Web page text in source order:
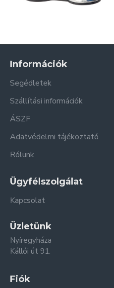
Információk
Segédletek
Szállítási információk
ÁSZF
Adatvédelmi tájékoztató
Rólunk
Ügyfélszolgálat
Kapcsolat
Üzletünk
Nyíregyháza
Kállói út 91.
Fiók